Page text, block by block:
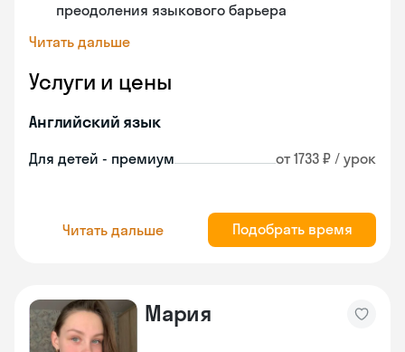
преодоления языкового барьера
Читать дальше
Услуги и цены
Английский язык
Для детей - премиум от 1733 ₽ / урок
Читать дальше Подобрать время
Мария